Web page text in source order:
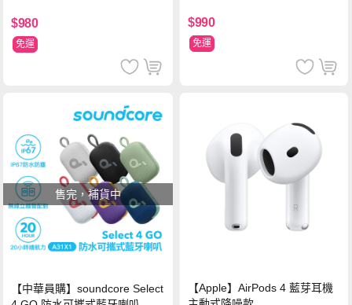
$980
免運
$990
免運
售完，補貨中
【中華員購】soundcore Select
【Apple】AirPods 4 藍芽耳機